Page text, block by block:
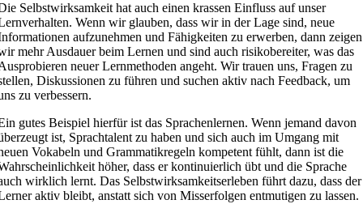
Selbstwirksamkeit hat auch einen krassen Einfluss auf unser
Wenn wir glauben, dass wir in der Lage sind, neue
aufzunehmen und Fähigkeiten zu erwerben, dann zeigen
mehr Ausdauer beim Lernen und sind auch risikobereiter, was das
neuer Lernmethoden angeht. Wir trauen uns, Fragen zu
Diskussionen zu führen und suchen aktiv nach Feedback, um
zu verbessern.
gutes Beispiel hierfür ist das Sprachenlernen. Wenn jemand davon
ist, Sprachtalent zu haben und sich auch im Umgang mit
Vokabeln und Grammatikregeln kompetent fühlt, dann ist die
höher, dass er kontinuierlich übt und die Sprache
wirklich lernt. Das Selbstwirksamkeitserleben führt dazu, dass der
aktiv bleibt, anstatt sich von Misserfolgen entmutigen zu lassen.